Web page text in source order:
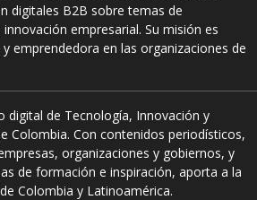
digitales B2B sobre temas de
empresarial. Su misión es
emprendedora en las organizaciones de
digital de Tecnología, Innovación y
Colombia. Con contenidos periodísticos,
organizaciones y gobiernos, y
de formación e inspiración, aporta a la
Colombia y Latinoamérica.